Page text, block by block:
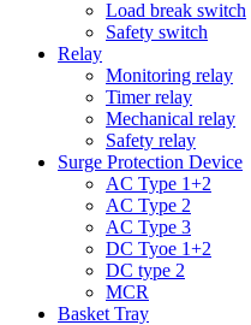
Load break switch
Safety switch
Relay
Monitoring relay
Timer relay
Mechanical relay
Safety relay
Surge Protection Device
AC Type 1+2
AC Type 2
AC Type 3
DC Tyoe 1+2
DC type 2
MCR
Basket Tray